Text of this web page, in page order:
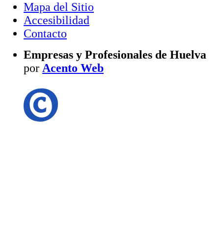
Mapa del Sitio
Accesibilidad
Contacto
Empresas y Profesionales de Huelva
por Acento Web